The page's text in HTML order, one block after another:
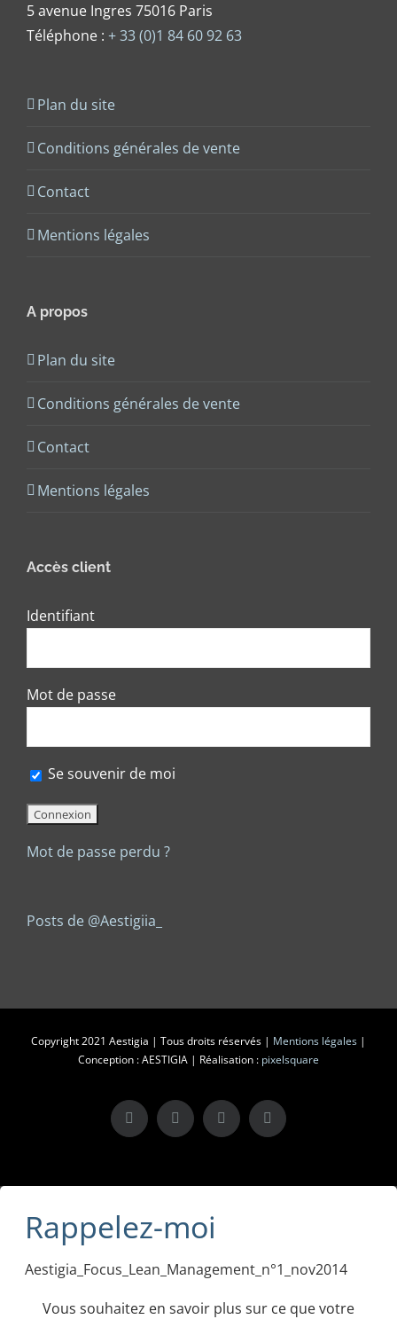
5 avenue Ingres 75016 Paris
Téléphone : + 33 (0)1 84 60 92 63
Plan du site
Conditions générales de vente
Contact
Mentions légales
A propos
Plan du site
Conditions générales de vente
Contact
Mentions légales
Accès client
Identifiant
Mot de passe
Se souvenir de moi
Mot de passe perdu ?
Posts de @Aestigiia_
Copyright 2021 Aestigia | Tous droits réservés | Mentions légales |
Conception : AESTIGIA | Réalisation : pixelsquare
X LinkedInInstagramFacebook
Rappelez-moi
Aestigia_Focus_Lean_Management_n°1_nov2014
Vous souhaitez en savoir plus sur ce que votre